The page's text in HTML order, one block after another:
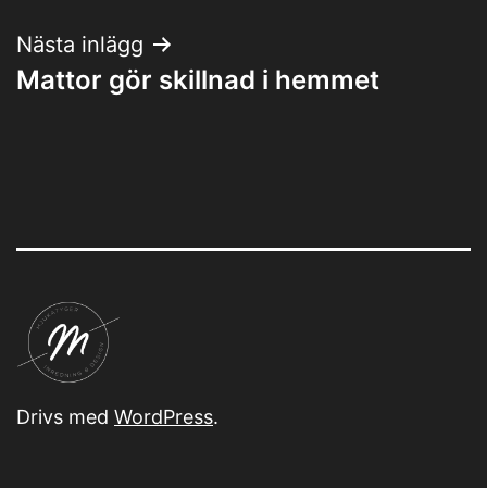
Nästa inlägg
Mattor gör skillnad i hemmet
Drivs med WordPress.